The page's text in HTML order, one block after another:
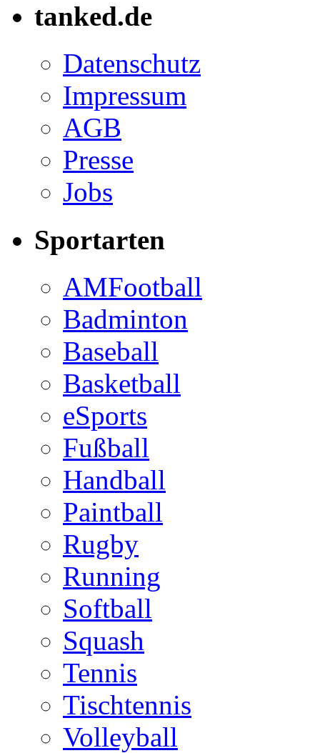
tanked.de
Datenschutz
Impressum
AGB
Presse
Jobs
Sportarten
AMFootball
Badminton
Baseball
Basketball
eSports
Fußball
Handball
Paintball
Rugby
Running
Softball
Squash
Tennis
Tischtennis
Volleyball